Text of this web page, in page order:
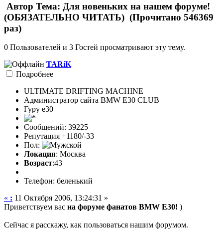
Автор Тема: Для новеньких на нашем форуме!
(ОБЯЗАТЕЛЬНО ЧИТАТЬ) (Прочитано 546369
раз)
0 Пользователей и 3 Гостей просматривают эту тему.
TARiK
Подробнее
ULTIMATE DRIFTING MACHINE
Администратор сайта BMW E30 CLUB
Гуру е30
Сообщений: 39225
Репутация +1180/-33
Пол:
Локация: Москва
Возраст:43
Телефон: беленький
« : 11 Октября 2006, 13:24:31 »
Приветствуем вас на форуме фанатов BMW E30! )
Сейчас я расскажу, как пользоваться нашим форумом.